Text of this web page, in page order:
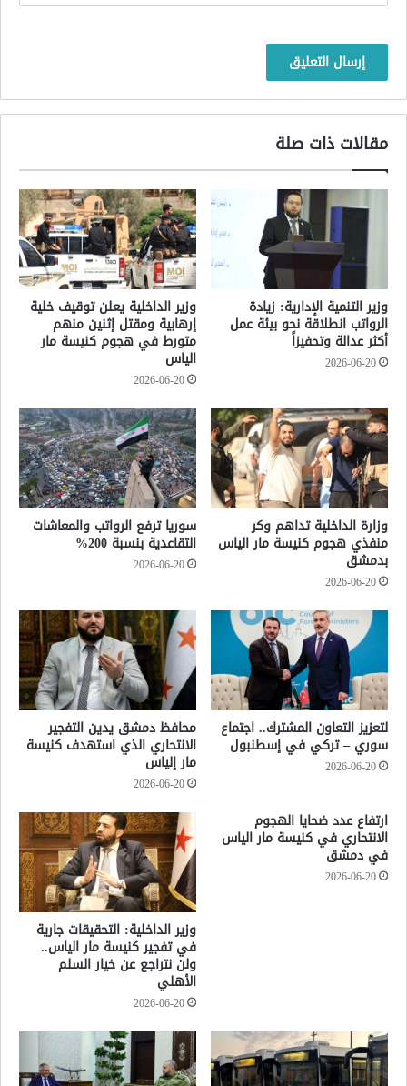
مقالات ذات صلة
وزير التنمية الإدارية: زيادة
الرواتب انطلاقة نحو بيئة عمل
أكثر عدالة وتحفيزاً
2026-06-20
وزير الداخلية يعلن توقيف خلية
إرهابية ومقتل إثنين منهم
متورط في هجوم كنيسة مار
الياس
2026-06-20
وزارة الداخلية تداهم وكر
منفذي هجوم كنيسة مار الياس
بدمشق
2026-06-20
سوريا ترفع الرواتب والمعاشات
التقاعدية بنسبة 200%
2026-06-20
لتعزيز التعاون المشترك.. اجتماع
سوري – تركي في إسطنبول
2026-06-20
محافظ دمشق يدين التفجير
الانتحاري الذي استهدف كنيسة
مار إلياس
2026-06-20
ارتفاع عدد ضحايا الهجوم
الانتحاري في كنيسة مار الياس
في دمشق
2026-06-20
وزير الداخلية: التحقيقات جارية
في تفجير كنيسة مار الياس..
ولن نتراجع عن خيار السلم
الأهلي
2026-06-20